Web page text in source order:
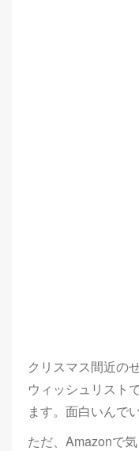
クリスマス間近の
ウィッシュリスト
ます。面白いんで
ただ、Amazonで